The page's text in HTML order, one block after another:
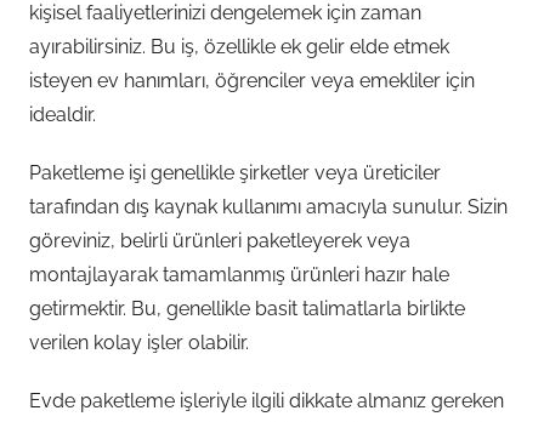
kişisel faaliyetlerinizi dengelemek için zaman
ayırabilirsiniz. Bu iş, özellikle ek gelir elde etmek
isteyen ev hanımları, öğrenciler veya emekliler için
idealdir.
Paketleme işi genellikle şirketler veya üreticiler
tarafından dış kaynak kullanımı amacıyla sunulur. Sizin
göreviniz, belirli ürünleri paketleyerek veya
montajlayarak tamamlanmış ürünleri hazır hale
getirmektir. Bu, genellikle basit talimatlarla birlikte
verilen kolay işler olabilir.
Evde paketleme işleriyle ilgili dikkate almanız gereken